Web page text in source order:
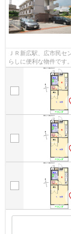
ＪＲ新広駅、広市民セ
らしに便利な物件です
朝日住宅でお任せくだ